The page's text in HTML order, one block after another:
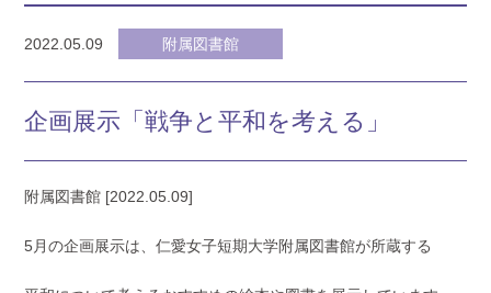
2022.05.09 附属図書館
企画展示「戦争と平和を考える」
附属図書館 [2022.05.09]
5月の企画展示は、仁愛女子短期大学附属図書館が所蔵する